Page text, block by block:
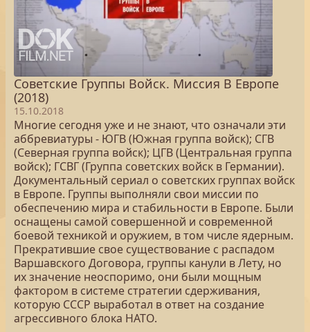
Советские Группы Войск. Миссия В Европе
(2018)
15.10.2018
Многие сегодня уже и не знают, что означали эти
аббревиатуры - ЮГВ (Южная группа войск); СГВ
(Северная группа войск); ЦГВ (Центральная группа
войск); ГСВГ (Группа советских войск в Германии).
Документальный сериал о советских группах войск
в Европе. Группы выполняли свои миссии по
обеспечению мира и стабильности в Европе. Были
оснащены самой совершенной и современной
боевой техникой и оружием, в том числе ядерным.
Прекратившие свое существование с распадом
Варшавского Договора, группы канули в Лету, но
их значение неоспоримо, они были мощным
фактором в системе стратегии сдерживания,
которую СССР выработал в ответ на создание
агрессивного блока НАТО.